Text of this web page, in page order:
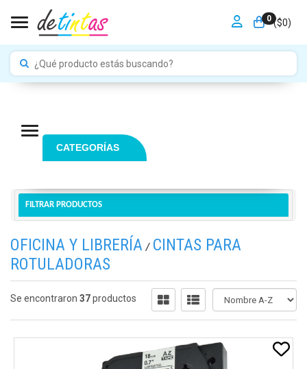
0 ($0)
Toggle navigation
Navigation ein-/ausblenden
CATEGORÍAS
FILTRAR PRODUCTOS
OFICINA Y LIBRERÍA / CINTAS PARA
ROTULADORAS
Se encontraron 37productos